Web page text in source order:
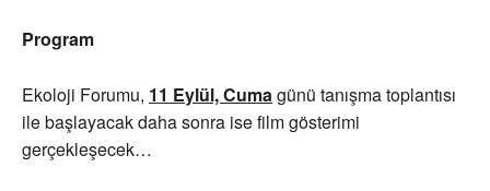
Program
Ekoloji Forumu, 11 Eylül, Cumagünü tanışma toplantısı
ile başlayacak daha sonra ise film gösterimi
gerçekleşecek…